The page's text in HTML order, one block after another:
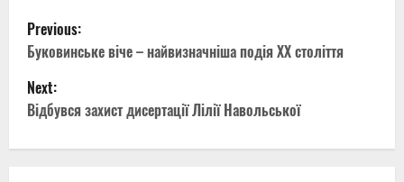
P
o
s
Previous:
Буковинське віче – найвизначніша подія ХХ століття
Next:
Відбувся захист дисертації Лілії Навольської